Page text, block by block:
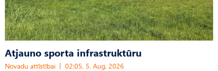
Atjauno sporta infrastruktūru
Novadu attīstībai 02:05, 5. Aug, 2026